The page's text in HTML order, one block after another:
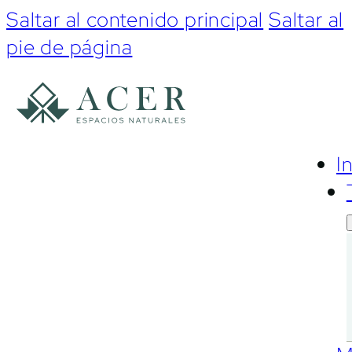
Saltar al contenido principal Saltar al
pie de página